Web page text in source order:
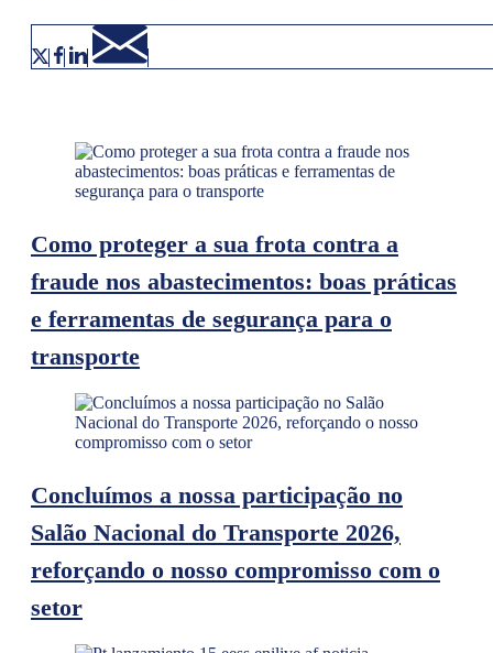
Como proteger a sua frota contra a
fraude nos abastecimentos: boas práticas
e ferramentas de segurança para o
transporte
Concluímos a nossa participação no
Salão Nacional do Transporte 2026,
reforçando o nosso compromisso com o
setor